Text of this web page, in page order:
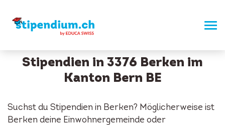
Stipendien in 3376 Berken im
Kanton Bern BE
Suchst du Stipendien in Berken? Möglicherweise ist
Berken deine Einwohnergemeinde oder